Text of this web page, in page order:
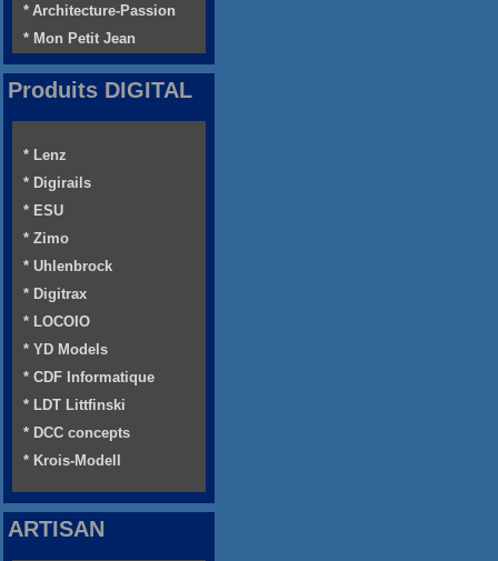
* Architecture-Passion
* Mon Petit Jean
Produits DIGITAL
* Lenz
* Digirails
* ESU
* Zimo
* Uhlenbrock
* Digitrax
* LOCOIO
* YD Models
* CDF Informatique
* LDT Littfinski
* DCC concepts
* Krois-Modell
ARTISAN